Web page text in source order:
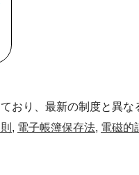
おり、最新の制度と異な
, 電子帳簿保存法, 電磁的